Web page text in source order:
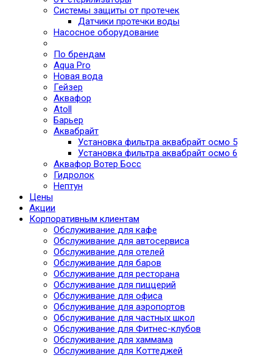
Системы защиты от протечек
Датчики протечки воды
Насосное оборудование
По брендам
Aqua Pro
Новая вода
Гейзер
Аквафор
Atoll
Барьер
Аквабрайт
Установка фильтра аквабрайт осмо 5
Установка фильтра аквабрайт осмо 6
Аквафор Вотер Босс
Гидролок
Нептун
Цены
Акции
Корпоративным клиентам
Обслуживание для кафе
Обслуживание для автосервиса
Обслуживание для отелей
Обслуживание для баров
Обслуживание для ресторана
Обслуживание для пиццерий
Обслуживание для офиса
Обслуживание для аэропортов
Обслуживание для частных школ
Обслуживание для Фитнес-клубов
Обслуживание для хаммама
Обслуживание для Коттеджей